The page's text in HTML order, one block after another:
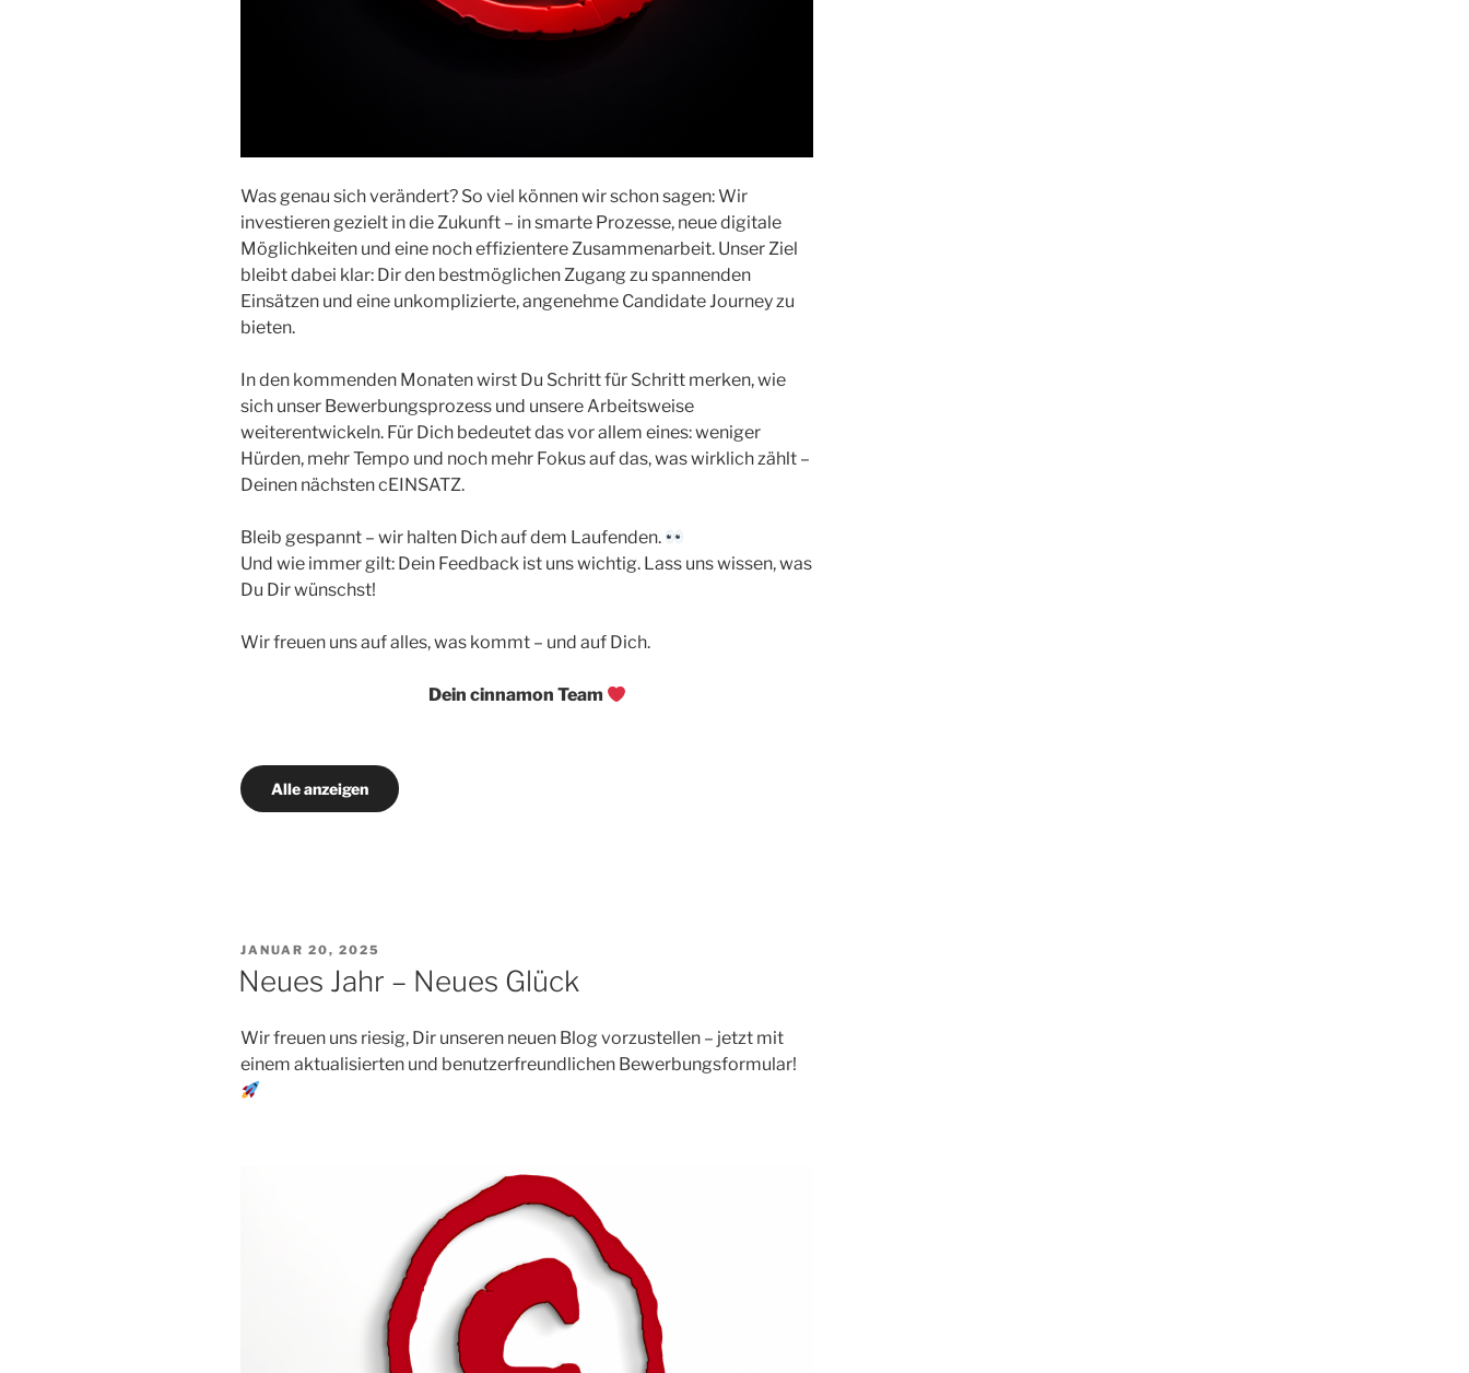
Was genau sich verändert? So viel können wir schon sagen: Wir
investieren gezielt in die Zukunft – in smarte Prozesse, neue digitale
Möglichkeiten und eine noch effizientere Zusammenarbeit. Unser Ziel
bleibt dabei klar: Dir den bestmöglichen Zugang zu spannenden
Einsätzen und eine unkomplizierte, angenehme Candidate Journey zu
bieten.
In den kommenden Monaten wirst Du Schritt für Schritt merken, wie
sich unser Bewerbungsprozess und unsere Arbeitsweise
weiterentwickeln. Für Dich bedeutet das vor allem eines: weniger
Hürden, mehr Tempo und noch mehr Fokus auf das, was wirklich zählt –
Deinen nächsten cEINSATZ.
Bleib gespannt – wir halten Dich auf dem Laufenden.
Und wie immer gilt: Dein Feedback ist uns wichtig. Lass uns wissen, was
Du Dir wünschst!
Wir freuen uns auf alles, was kommt – und auf Dich.
Dein cinnamon Team
Alle anzeigen
VERÖFFENTLICHT
AM
JANUAR 20, 2025
Neues Jahr – Neues Glück
Wir freuen uns riesig, Dir unseren neuen Blog vorzustellen – jetzt mit
einem aktualisierten und benutzerfreundlichen Bewerbungsformular!